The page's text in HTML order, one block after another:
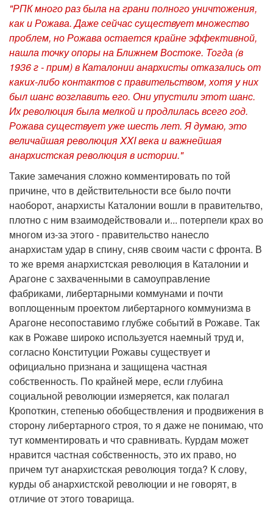
"РПК много раз была на грани полного уничтожения,
как и Рожава. Даже сейчас существует множество
проблем, но Рожава остается крайне эффективной,
нашла точку опоры на Ближнем Востоке. Тогда (в
1936 г - прим) в Каталонии анархисты отказались от
каких-либо контактов с правительством, хотя у них
был шанс возглавить его. Они упустили этот шанс.
Их революция была мелкой и продлилась всего год.
Рожава существует уже шесть лет. Я думаю, это
величайшая революция XXI века и важнейшая
анархистская революция в истории."
Такие замечания сложно комментировать по той
причине, что в действительности все было почти
наоборот, анархисты Каталонии вошли в правительтво,
плотно с ним взаимодействовали и... потерпели крах во
многом из-за этого - правительство нанесло
анархистам удар в спину, сняв своим части с фронта. В
то же время анархистская революция в Каталонии и
Арагоне с захваченными в самоуправление
фабриками, либертарными коммунами и почти
воплощенным проектом либертарного коммунизма в
Арагоне несопоставимо глубже событий в Рожаве. Так
как в Рожаве широко используется наемный труд и,
согласно Конституции Рожавы существует и
официально признана и защищена частная
собственность. По крайней мере, если глубина
социальной революции измеряется, как полагал
Кропоткин, степенью обобществления и продвижения в
сторону либертарного строя, то я даже не понимаю, что
тут комментировать и что сравнивать. Курдам может
нравится частная собственность, это их право, но
причем тут анархистская революция тогда? К слову,
курды об анархистской революции и не говорят, в
отличие от этого товарища.